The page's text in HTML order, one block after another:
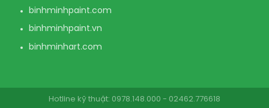
binhminhpaint.com
binhminhpaint.vn
binhminhart.com
Hotline kỹ thuật: 0978.148.000 - 02462.776618